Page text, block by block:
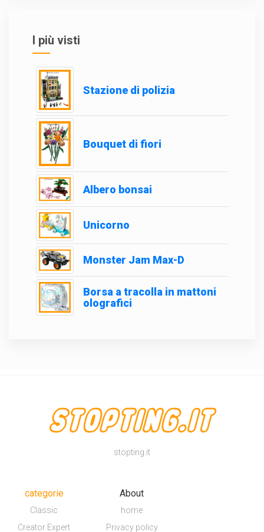
I più visti
Stazione di polizia
Bouquet di fiori
Albero bonsai
Unicorno
Monster Jam Max-D
Borsa a tracolla in mattoni
olografici
stopting.it
categorie
Classic
Creator Expert
About
home
Privacy policy